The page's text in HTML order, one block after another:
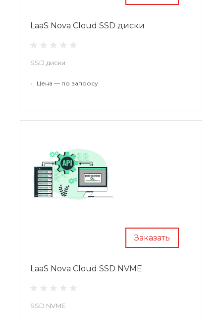
LaaS Nova Cloud SSD диски
SSD диски
• Цена — по запросу
Заказать
LaaS Nova Cloud SSD NVME
SSD NVME